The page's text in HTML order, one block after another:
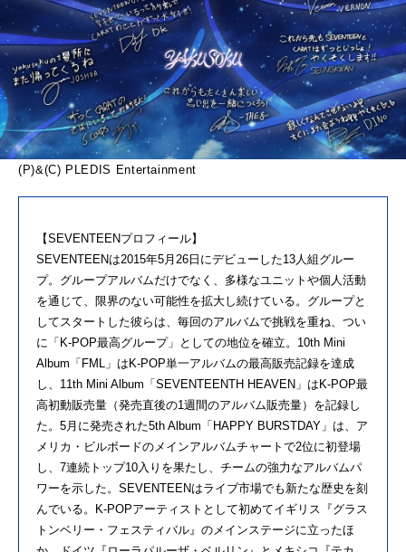
(P)&(C) PLEDIS Entertainment
【SEVENTEENプロフィール】
SEVENTEENは2015年5月26日にデビューした13人組グルー
プ。グループアルバムだけでなく、多様なユニットや個人活動
を通じて、限界のない可能性を拡大し続けている。グループと
してスタートした彼らは、毎回のアルバムで挑戦を重ね、つい
に「K-POP最高グループ」としての地位を確立。10th Mini
Album「FML」はK-POP単一アルバムの最高販売記録を達成
し、11th Mini Album「SEVENTEENTH HEAVEN」はK-POP最
高初動販売量（発売直後の1週間のアルバム販売量）を記録し
た。5月に発売された5th Album「HAPPY BURSTDAY」は、ア
メリカ・ビルボードのメインアルバムチャートで2位に初登場
し、7連続トップ10入りを果たし、チームの強力なアルバムパ
ワーを示した。SEVENTEENはライブ市場でも新たな歴史を刻
んでいる。K-POPアーティストとして初めてイギリス『グラス
トンベリー・フェスティバル』のメインステージに立ったほ